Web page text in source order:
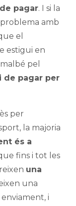
pagar. I si la
amb
el
estigui en
pel
de pagar per
per
la majoria
és a
fins i tot les
una
una
i